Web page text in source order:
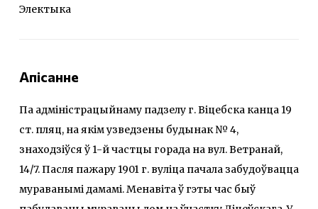
Электыка
Апісанне
Па адміністрацыйнаму падзелу г. Віцебска канца 19
ст. пляц, на якім узведзены будынак № 4,
знаходзіўся ў 1-й частцы горада на вул. Ветранай,
14/7. Пасля пажару 1901 г. вуліца пачала забудоўвацца
мураванымі дамамі. Менавіта ў гэты час быў